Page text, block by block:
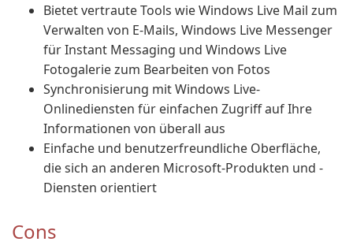
Bietet vertraute Tools wie Windows Live Mail zum
Verwalten von E-Mails, Windows Live Messenger
für Instant Messaging und Windows Live
Fotogalerie zum Bearbeiten von Fotos
Synchronisierung mit Windows Live-
Onlinediensten für einfachen Zugriff auf Ihre
Informationen von überall aus
Einfache und benutzerfreundliche Oberfläche,
die sich an anderen Microsoft-Produkten und -
Diensten orientiert
Cons